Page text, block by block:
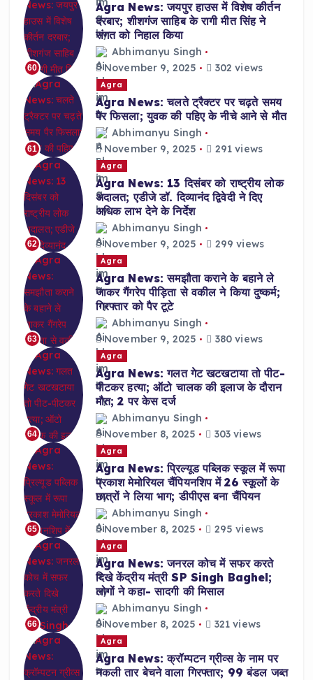
60
Agra News: जयपुर हाउस में विशेष कीर्तन
दरबार; शीशगंज साहिब के रागी मीत सिंह ने
संगत को निहाल किया
Abhimanyu Singh
November 9, 2025
302 views
61
Agra
Agra News: चलते ट्रैक्टर पर चढ़ते समय
पैर फिसला; युवक की पहिए के नीचे आने से मौत
Abhimanyu Singh
November 9, 2025
291 views
62
Agra
Agra News: 13 दिसंबर को राष्ट्रीय लोक
अदालत; एडीजे डॉ. दिव्यानंद द्विवेदी ने दिए
अधिक लाभ देने के निर्देश
Abhimanyu Singh
November 9, 2025
299 views
63
Agra
Agra News: समझौता कराने के बहाने ले
जाकर गैंगरेप पीड़िता से वकील ने किया दुष्कर्म;
गिरफ्तार को पैर टूटे
Abhimanyu Singh
November 9, 2025
380 views
64
Agra
Agra News: गलत गेट खटखटाया तो पीट-
पीटकर हत्या; ऑटो चालक की इलाज के दौरान
मौत; 2 पर केस दर्ज
Abhimanyu Singh
November 8, 2025
303 views
65
Agra
Agra News: प्रिल्यूड पब्लिक स्कूल में रूपा
प्रकाश मेमोरियल चैंपियनशिप में 26 स्कूलों के
छात्रों ने लिया भाग; डीपीएस बना चैंपियन
Abhimanyu Singh
November 8, 2025
295 views
66
Agra
Agra News: जनरल कोच में सफर करते
दिखे केंद्रीय मंत्री SP Singh Baghel;
लोगों ने कहा- सादगी की मिसाल
Abhimanyu Singh
November 8, 2025
321 views
Agra
Agra News: क्रॉम्पटन ग्रीव्स के नाम पर
नकली तार बेचने वाला गिरफ्तार; 99 बंडल जब्त